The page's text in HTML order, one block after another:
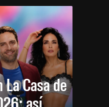
Casa de
así